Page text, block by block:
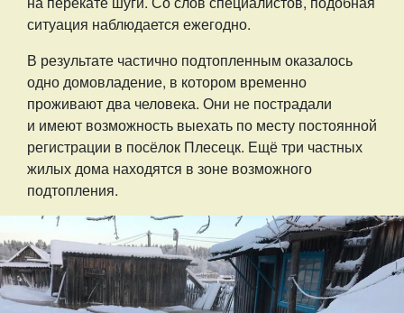
ситуация наблюдается ежегодно.
В результате частично подтопленным оказалось
одно домовладение, в котором временно
проживают два человека. Они не пострадали
и имеют возможность выехать по месту постоянной
регистрации в посёлок Плесецк. Ещё три частных
жилых дома находятся в зоне возможного
подтопления.